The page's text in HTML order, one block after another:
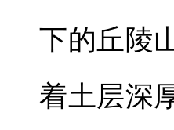
下的丘陵
着土层深